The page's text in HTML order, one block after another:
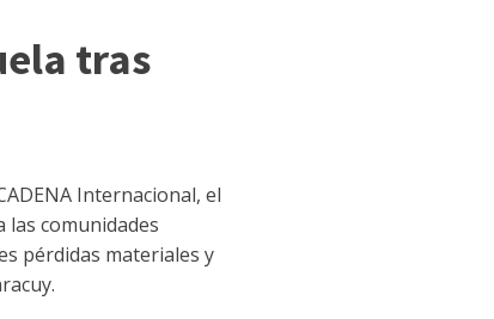
tras
Internacional, el
las comunidades
pérdidas materiales y